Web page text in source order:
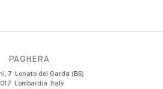
PAGHERA
7
Lonato del Garda (BS)
Lombardia
Italy